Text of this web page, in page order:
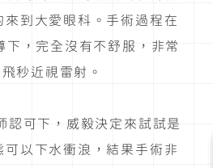
到大愛眼科。手術過程在
下，完全沒有不舒服，非常
秒近視雷射。
認可下，威毅決定來試試是
可以下水衝浪，結果手術非